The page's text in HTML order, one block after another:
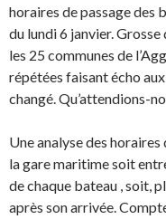
horaires de passage des
du lundi 6 janvier.
les 25 communes de
répétées faisant écho
changé. Qu’attendions-
Une analyse des
la gare maritime soit
de chaque bateau , soit,
après son arrivée.